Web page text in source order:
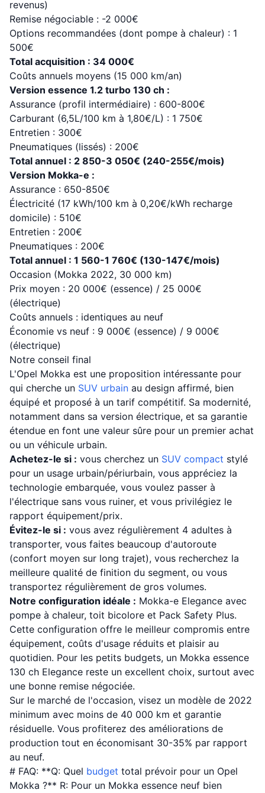
revenus)
Remise négociable : -2 000€
Options recommandées (dont pompe à chaleur) : 1
500€
Total acquisition : 34 000€
Coûts annuels moyens (15 000 km/an)
Version essence 1.2 turbo 130 ch :
Assurance (profil intermédiaire) : 600-800€
Carburant (6,5L/100 km à 1,80€/L) : 1 750€
Entretien : 300€
Pneumatiques (lissés) : 200€
Total annuel : 2 850-3 050€ (240-255€/mois)
Version Mokka-e :
Assurance : 650-850€
Électricité (17 kWh/100 km à 0,20€/kWh recharge
domicile) : 510€
Entretien : 200€
Pneumatiques : 200€
Total annuel : 1 560-1 760€ (130-147€/mois)
Occasion (Mokka 2022, 30 000 km)
Prix moyen : 20 000€ (essence) / 25 000€
(électrique)
Coûts annuels : identiques au neuf
Économie vs neuf : 9 000€ (essence) / 9 000€
(électrique)
Notre conseil final
L'Opel Mokka est une proposition intéressante pour
qui cherche un SUV urbain au design affirmé, bien
équipé et proposé à un tarif compétitif. Sa modernité,
notamment dans sa version électrique, et sa garantie
étendue en font une valeur sûre pour un premier achat
ou un véhicule urbain.
Achetez-le si : vous cherchez un SUV compact stylé
pour un usage urbain/périurbain, vous appréciez la
technologie embarquée, vous voulez passer à
l'électrique sans vous ruiner, et vous privilégiez le
rapport équipement/prix.
Évitez-le si : vous avez régulièrement 4 adultes à
transporter, vous faites beaucoup d'autoroute
(confort moyen sur long trajet), vous recherchez la
meilleure qualité de finition du segment, ou vous
transportez régulièrement de gros volumes.
Notre configuration idéale : Mokka-e Elegance avec
pompe à chaleur, toit bicolore et Pack Safety Plus.
Cette configuration offre le meilleur compromis entre
équipement, coûts d'usage réduits et plaisir au
quotidien. Pour les petits budgets, un Mokka essence
130 ch Elegance reste un excellent choix, surtout avec
une bonne remise négociée.
Sur le marché de l'occasion, visez un modèle de 2022
minimum avec moins de 40 000 km et garantie
résiduelle. Vous profiterez des améliorations de
production tout en économisant 30-35% par rapport
au neuf.
# FAQ: **Q: Quel budget total prévoir pour un Opel
Mokka ?** R: Pour un Mokka essence neuf bien